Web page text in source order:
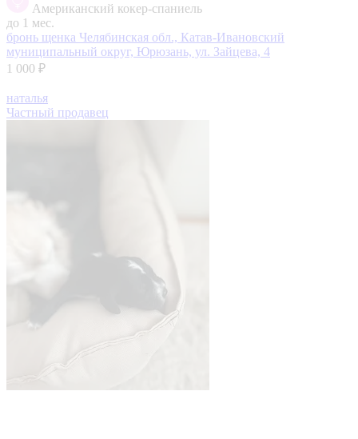
Американский кокер-спаниель
до 1 мес.
бронь щенка Челябинская обл., Катав-Ивановский
муниципальный округ, Юрюзань, ул. Зайцева, 4
1 000 ₽
наталья
Частный продавец